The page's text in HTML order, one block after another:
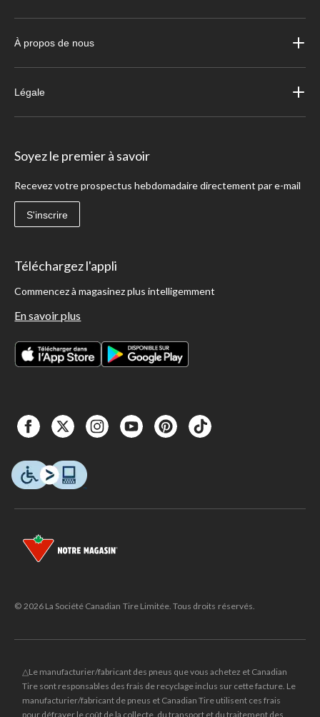
À propos de nous
Légale
Soyez le premier à savoir
Recevez votre prospectus hebdomadaire directement par e-mail
S'inscrire
Téléchargez l'appli
Commencez à magasinez plus intelligemment
En savoir plus
© 2026 La Société Canadian Tire Limitée. Tous droits réservés.
△Le manufacturier/fabricant des pneus que vous achetez et Canadian
Tire sont responsables des frais de recyclage inclus sur cette facture. Le
manufacturier/fabricant de pneus et Canadian Tire utilisent ces frais
pour défrayer le coût de la collecte, du transport et du traitement des